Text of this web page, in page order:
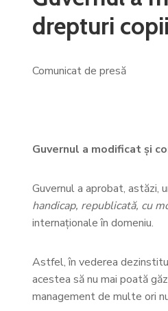
drepturi
Comunicat de presă
Guvernul a modificat și
Guvernul a aprobat, astăzi,
handicap, republicată, cu
internaționale în domeniu.
Astfel, în vederea
acestea să nu mai poată
management de multe ori